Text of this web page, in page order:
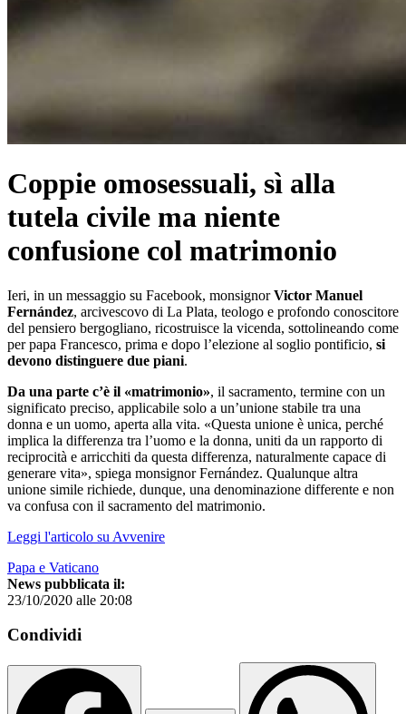
Coppie omosessuali, sì alla
tutela civile ma niente
confusione col matrimonio
Ieri, in un messaggio su Facebook, monsignorVictor Manuel
Fernández, arcivescovo di La Plata, teologo e profondo conoscitore
del pensiero bergogliano, ricostruisce la vicenda, sottolineando come
per papa Francesco, prima e dopo l’elezione al soglio pontificio, si
devono distinguere due piani.
Da una parte c’è il «matrimonio», il sacramento, termine con un
significato preciso, applicabile solo a un’unione stabile tra una
donna e un uomo, aperta alla vita. «Questa unione è unica, perché
implica la differenza tra l’uomo e la donna, uniti da un rapporto di
reciprocità e arricchiti da questa differenza, naturalmente capace di
generare vita», spiega monsignor Fernández. Qualunque altra
unione simile richiede, dunque, una denominazione differente e non
va confusa con il sacramento del matrimonio.
Leggi l'articolo su Avvenire
Papa e Vaticano
News pubblicata il:
23/10/2020 alle 20:08
Condividi